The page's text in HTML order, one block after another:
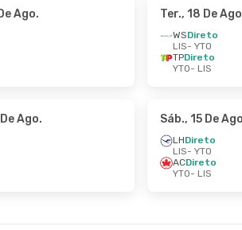
Ago. Ter., 18 De
WSDireto
LIS- YTO
TPDireto
YTO- LIS
Ago. Sáb., 15 De
LHDireto
LIS- YTO
ACDireto
YTO- LIS